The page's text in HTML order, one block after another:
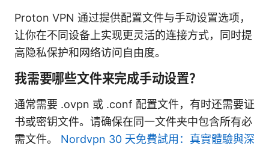
Proton VPN 通过提供配置文件与手动设置选项，
让你在不同设备上实现更灵活的连接方式，同时提
高隐私保护和网络访问自由度。
我需要哪些文件来完成手动设置？
通常需要 .ovpn 或 .conf 配置文件，有时还需要证
书或密钥文件。请确保在同一文件夹中包含所有必
需文件。 Nordvpn 30 天免費試用：真實體驗與深